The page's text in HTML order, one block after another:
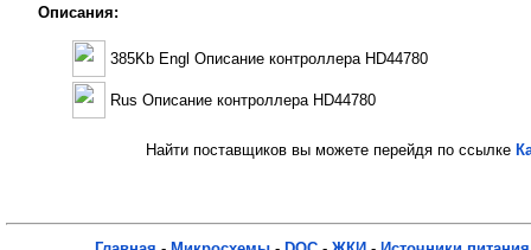
Описания:
385Kb Engl Описание контроллера HD44780
Rus Описание контроллера HD44780
Найти поставщиков вы можете перейдя по ссылке